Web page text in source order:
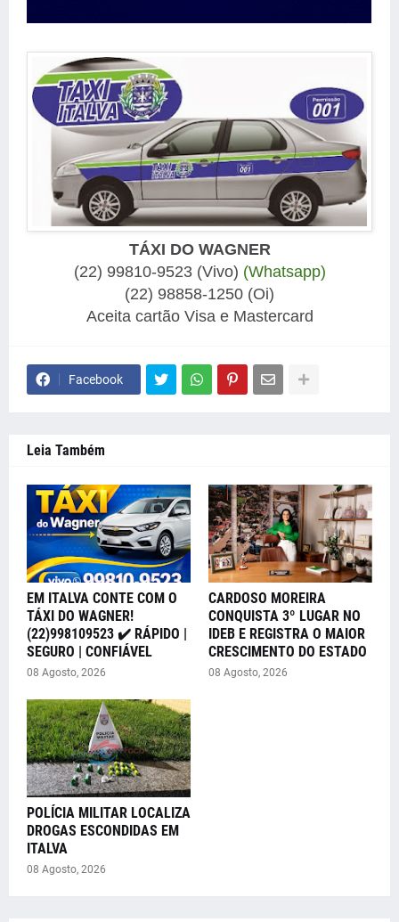
TÁXI DO WAGNER
(22) 99810-9523 (Vivo) (Whatsapp)
(22) 98858-1250 (Oi)
Aceita cartão Visa e Mastercard
Facebook
Leia Também
EM ITALVA CONTE COM O
TÁXI DO WAGNER!
(22)998109523 ✔️ RÁPIDO |
SEGURO | CONFIÁVEL
08 Agosto, 2026
CARDOSO MOREIRA
CONQUISTA 3º LUGAR NO
IDEB E REGISTRA O MAIOR
CRESCIMENTO DO ESTADO
08 Agosto, 2026
POLÍCIA MILITAR LOCALIZA
DROGAS ESCONDIDAS EM
ITALVA
08 Agosto, 2026